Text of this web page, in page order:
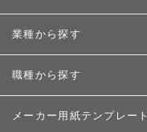
業種から探す
職種から探す
メーカー用紙テンプレート